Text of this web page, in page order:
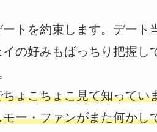
トを約束します。デート
の好みもばっちり把握し
ょこちょこ見て知ってい
ー・ファンがまた何かし